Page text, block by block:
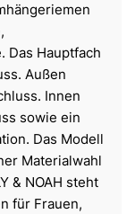
Das Hauptfach
Außen
Innen
sowie ein
Das Modell
Materialwahl
& NOAH steht
für Frauen,